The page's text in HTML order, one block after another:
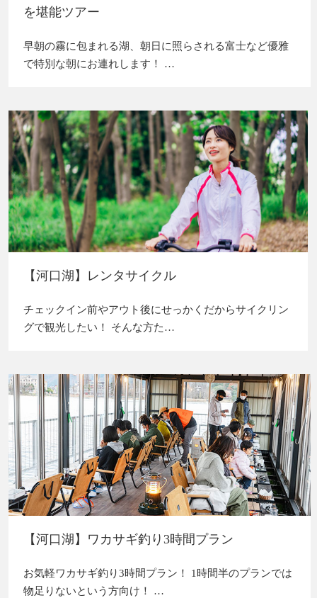
を堪能ツアー
早朝の霧に包まれる湖、朝日に照らされる富士など優雅
で特別な朝にお連れします！ …
【河口湖】レンタサイクル
チェックイン前やアウト後にせっかくだからサイクリン
グで観光したい！ そんな方た…
【河口湖】ワカサギ釣り3時間プラン
お気軽ワカサギ釣り3時間プラン！ 1時間半のプランでは
物足りないという方向け！ …